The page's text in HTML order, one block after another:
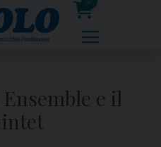
0
prodotti
e il